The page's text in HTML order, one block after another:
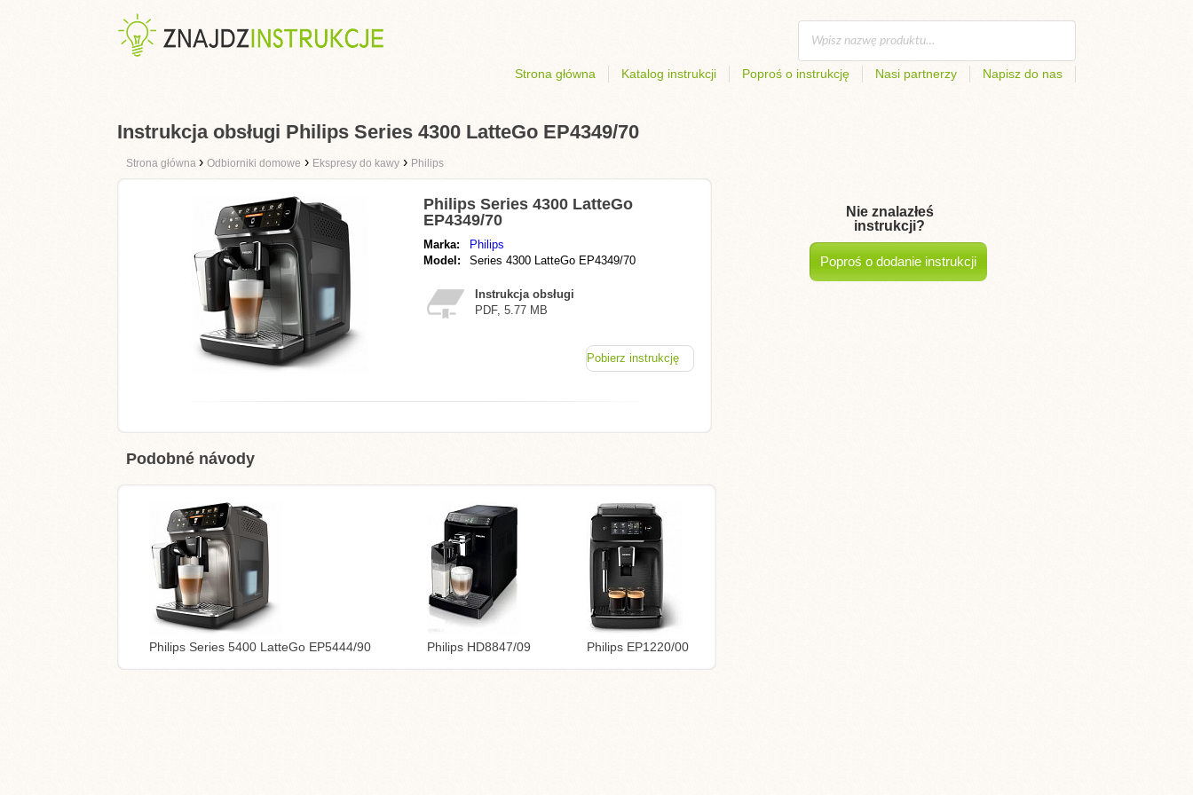
Strona główna Katalog instrukcji Poproś o instrukcję Nasi partnerzy Napisz do nas
Instrukcja obsługi Philips Series 4300 LatteGo EP4349/70
Strona główna › Odbiorniki domowe › Ekspresy do kawy › Philips
Philips Series 4300 LatteGo
EP4349/70
Marka:
Philips
Model:
Series 4300 LatteGo EP4349/70
Instrukcja obsługi
PDF, 5.77 MB
Pobierz instrukcję
Podobné návody
Philips Series 5400 LatteGo EP5444/90 Philips HD8847/09 Philips EP1220/00
Nie znalazłeś
instrukcji?
Poproś o dodanie instrukcji